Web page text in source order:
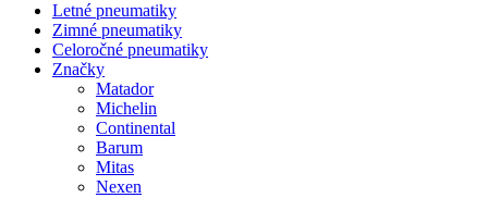
Letné pneumatiky
Zimné pneumatiky
Celoročné pneumatiky
Značky
Matador
Michelin
Continental
Barum
Mitas
Nexen